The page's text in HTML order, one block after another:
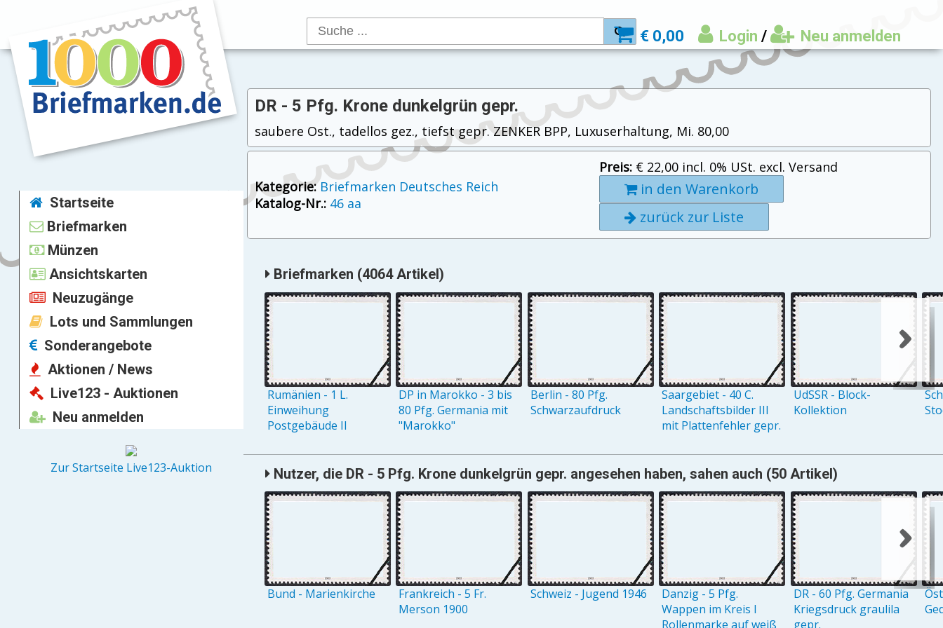
€ 0,00 Login / Neu anmelden
Startseite
Briefmarken
Münzen
Ansichtskarten
Neuzugänge
Lots und Sammlungen
Sonderangebote
Aktionen / News
Live123 - Auktionen
Neu anmelden
Zur Startseite Live123-Auktion
DR - 5 Pfg. Krone dunkelgrün gepr.
saubere Ost., tadellos gez., tiefst gepr. ZENKER BPP, Luxuserhaltung, Mi. 80,00
Kategorie: Briefmarken Deutsches Reich
Katalog-Nr.: 46 aa
Preis: € 22,00 incl. 0% USt. excl. Versand
in den Warenkorb
zurück zur Liste
Briefmarken (4064 Artikel)
Rumänien - 1 L.
Einweihung
Postgebäude II
DP in Marokko - 3 bis
80 Pfg. Germania mit
"Marokko"
Berlin - 80 Pfg.
Schwarzaufdruck
Saargebiet - 40 C.
Landschaftsbilder III
mit Plattenfehler gepr.
UdSSR - Block-
Kollektion
Nutzer, die DR - 5 Pfg. Krone dunkelgrün gepr. angesehen haben, sahen auch (50 Artikel)
Bund - Marienkirche
Frankreich - 5 Fr.
Merson 1900
Schweiz - Jugend 1946
Danzig - 5 Pfg.
Wappen im Kreis I
Rollenmarke auf weiß
DR - 60 Pfg. Germania
Kriegsdruck graulila
gepr.